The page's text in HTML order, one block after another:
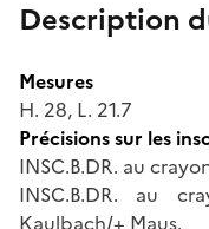
Description
Mesures
H. 28, L. 21.7
Précisions sur les
INSC.B.DR. au
INSC.B.DR. au
Kaulbach/+ Maus.